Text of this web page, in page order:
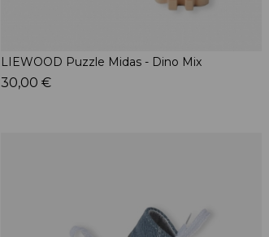
LIEWOOD Puzzle Midas - Dino Mix
30,00 €